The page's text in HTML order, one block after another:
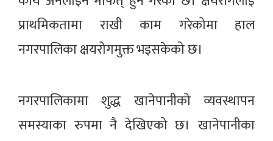
प्राथमिकतामा राखी काम गरेकोमा हाल
नगरपालिका क्षयरोगमुक्त भइसकेको छ।
नगरपालिकामा शुद्ध खानेपानीको व्यवस्थापन
समस्याका रुपमा नै देखिएको छ। खानेपानीका